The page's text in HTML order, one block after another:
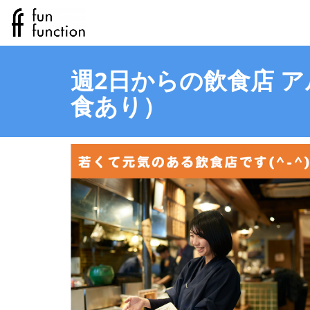
週2日からの飲食店
食あり）